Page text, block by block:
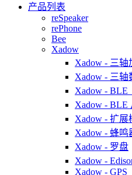
产品列表
reSpeaker
rePhone
Bee
Xadow
Xadow - 三轴
Xadow - 三轴
Xadow - BLE
Xadow - BLE
Xadow - 扩展
Xadow - 蜂鸣
Xadow - 罗盘
Xadow -
Xadow - GPS